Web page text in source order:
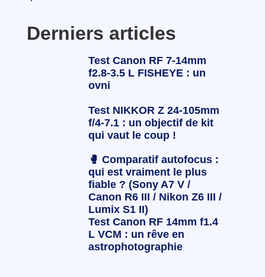
Derniers articles
Test Canon RF 7-14mm
f2.8-3.5 L FISHEYE : un
ovni
Test NIKKOR Z 24-105mm
f/4-7.1 : un objectif de kit
qui vaut le coup !
🥊 Comparatif autofocus :
qui est vraiment le plus
fiable ? (Sony A7 V /
Canon R6 III / Nikon Z6 III /
Lumix S1 II)
Test Canon RF 14mm f1.4
L VCM : un rêve en
astrophotographie